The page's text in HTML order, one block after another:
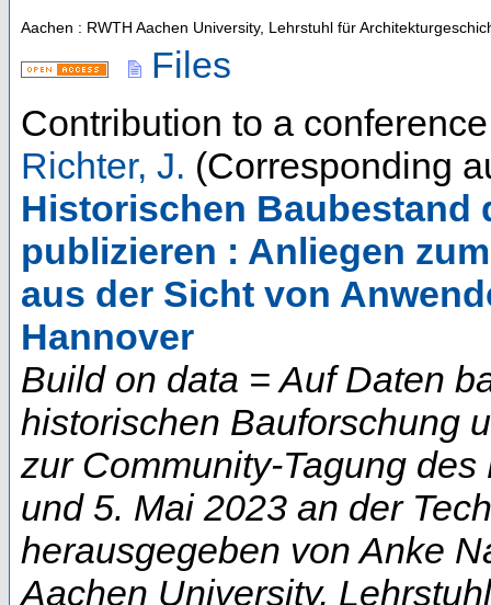
Aachen : RWTH Aachen University, Lehrstuhl für
Files
Contribution to a
Richter, J. (Corresponding
Historischen Baubestand
publizieren : Anliegen
aus der Sicht von
Hannover
Build on data = Auf Daten
historischen Bauforschung
zur Community-Tagung
und 5. Mai 2023 an der
herausgegeben von Anke
Aachen University,